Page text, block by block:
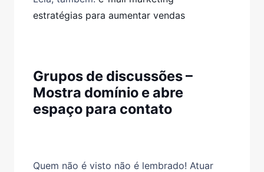
estratégias para aumentar vendas
Grupos de discussões –
Mostra domínio e abre
espaço para contato
Quem não é visto não é lembrado! Atuar